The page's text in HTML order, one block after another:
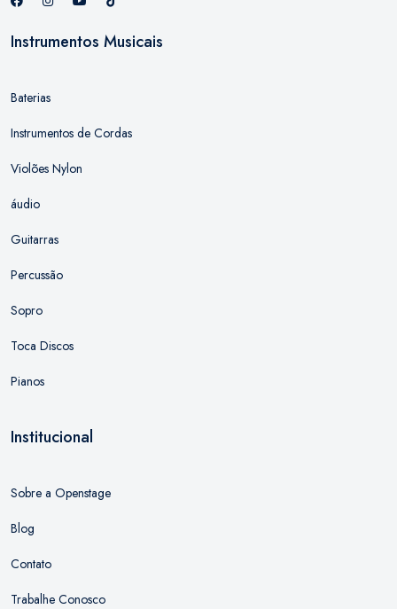
Instrumentos Musicais
Baterias
Instrumentos de Cordas
Violões Nylon
áudio
Guitarras
Percussão
Sopro
Toca Discos
Pianos
Institucional
Sobre a Openstage
Blog
Contato
Trabalhe Conosco